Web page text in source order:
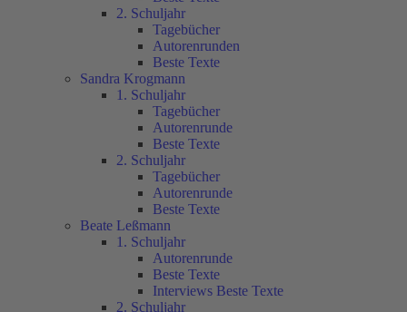
2. Schuljahr
Tagebücher
Autorenrunden
Beste Texte
Sandra Krogmann
1. Schuljahr
Tagebücher
Autorenrunde
Beste Texte
2. Schuljahr
Tagebücher
Autorenrunde
Beste Texte
Beate Leßmann
1. Schuljahr
Autorenrunde
Beste Texte
Interviews Beste Texte
2. Schuljahr